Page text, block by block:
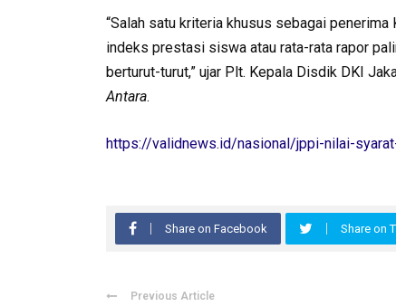
“Salah satu kriteria khusus sebagai
indeks prestasi siswa atau rata-rata rapor
berturut-turut,” ujar Plt. Kepala Disdik DKI
Antara.
https://validnews.id/nasional/jppi-nilai-
Share on Facebook Share on
Previous Article